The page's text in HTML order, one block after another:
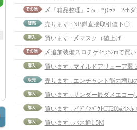
〆『箱品整理』ﾖ ω・*)ﾁﾗｯ 2chダ
売ります : NB鎌直接取引値下〇
買います : 〆マスク（値上げ
〆追加装備スロチケ4つ52mで買
買います : マイルドアリューア翼
買います : サンダー最ダメエコー(
買います : ﾚｲｼﾞｲﾝﾊﾟｸﾄCT20減少赤
買います : バス通1.5M